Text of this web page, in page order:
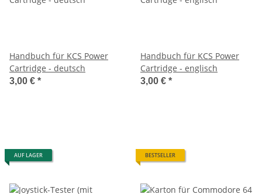
Handbuch für KCS Power
Cartridge - deutsch
3,00 € *
Handbuch für KCS Power
Cartridge - englisch
3,00 € *
AUF LAGER BESTSELLER